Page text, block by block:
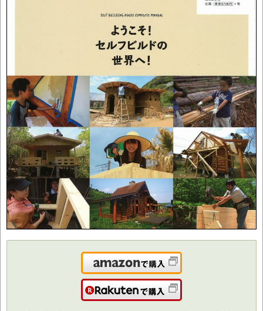
Amazonで購入
楽天で購入